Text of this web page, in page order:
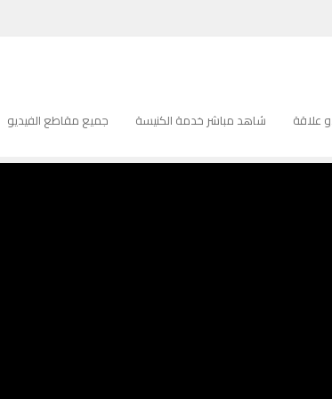
علاقة شاهد مباشر خدمة الكنيسة جميع مقاطع الفيديو